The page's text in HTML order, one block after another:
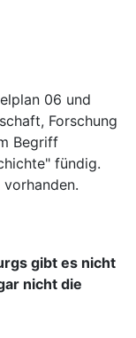
06 und
Forschung
Begriff
fündig.
gibt es nicht
nicht die